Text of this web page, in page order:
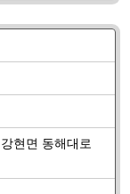
현면 동해대로